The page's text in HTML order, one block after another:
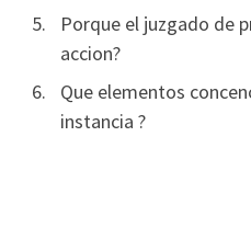
Porque el juzgado de
accion?
Que elementos
instancia ?